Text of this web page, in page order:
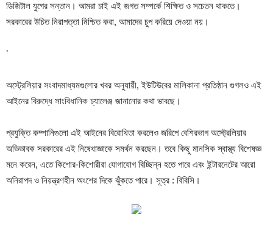
ডিজিটাল যুগের সন্তান। আমরা চাই এই জগত সম্পর্কে শিক্ষিত ও সচেতন থাকতে।
সরকারের উচিত নিরাপত্তা নিশ্চিত করা, আমাদের চুপ করিয়ে দেওয়া নয়।
’
অস্ট্রেলিয়ার সংবাদমাধ্যমগুলোর খবর অনুযায়ী, ইউটিউবের মালিকানা প্রতিষ্ঠান গুগলও এই
আইনের বিরুদ্ধে সাংবিধানিক চ্যালেঞ্জ জানানোর কথা ভাবছে।
প্রযুক্তি কম্পানিগুলো এই আইনের বিরোধিতা করলেও জরিপে বেশিরভাগ অস্ট্রেলিয়ার
অভিভাবক সরকারের এই নিষেধাজ্ঞাকে সমর্থন করছেন। তবে কিছু মানসিক স্বাস্থ্য বিশেষজ্ঞ
মনে করেন, এতে কিশোর-কিশোরীরা যোগাযোগ বিচ্ছিন্ন হতে পারে এবং ইন্টারনেটের আরো
অনিরাপদ ও নিয়ন্ত্রণহীন অংশের দিকে ঝুঁকতে পারে। সূত্র : বিবিসি।